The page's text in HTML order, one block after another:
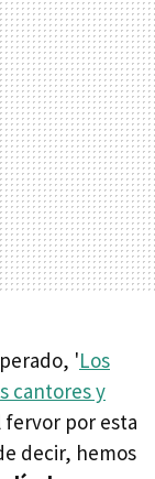
'Los
cantores y
fervor por esta
decir, hemos